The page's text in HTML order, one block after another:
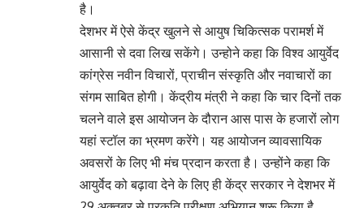
है।
देशभर में ऐसे केंद्र खुलने से आयुष चिकित्सक परामर्श में
आसानी से दवा लिख सकेंगे। उन्होने कहा कि विश्व आयुर्वेद
कांग्रेस नवीन विचारों, प्राचीन संस्कृति और नवाचारों का
संगम साबित होगी। केंद्रीय मंत्री ने कहा कि चार दिनों तक
चलने वाले इस आयोजन के दौरान आस पास के हजारों लोग
यहां स्टॉल का भ्रमण करेंगे। यह आयोजन व्यावसायिक
अवसरों के लिए भी मंच प्रदान करता है। उन्होंने कहा कि
आयुर्वेद को बढ़ावा देने के लिए ही केंद्र सरकार ने देशभर में